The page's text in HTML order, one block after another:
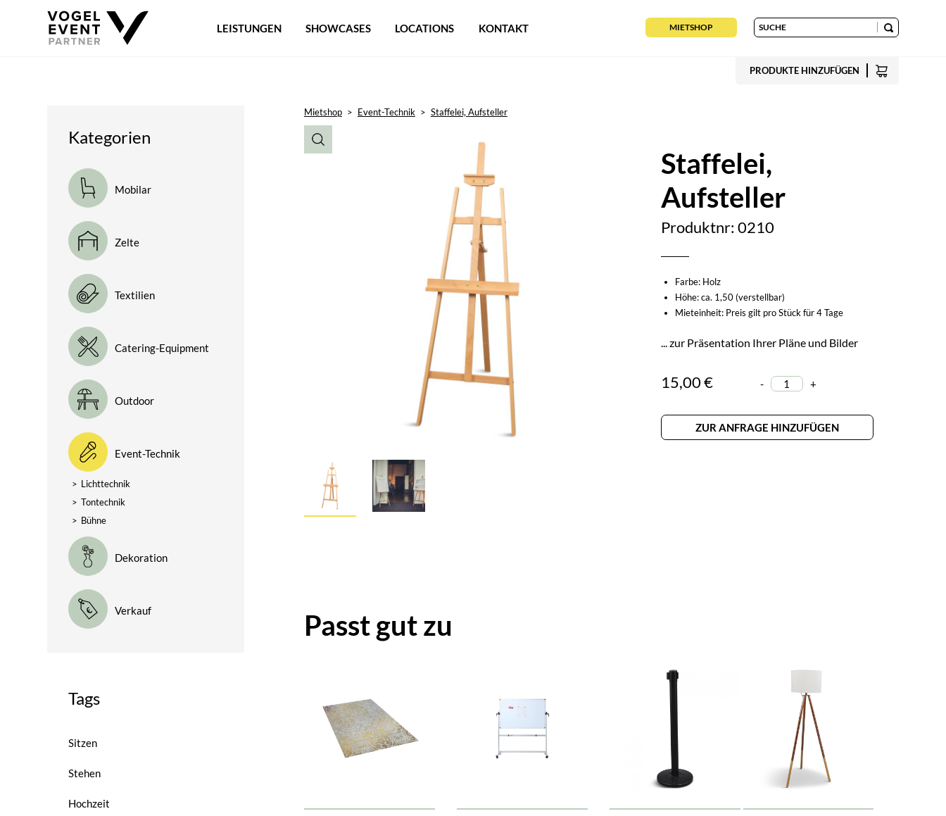
LEISTUNGEN SHOWCASES LOCATIONS KONTAKT MIETSHOP
PRODUKTE HINZUFÜGEN
Kategorien
Mobilar
Zelte
Textilien
Catering-Equipment
Outdoor
Event-Technik
> Lichttechnik
> Tontechnik
> Bühne
Dekoration
Verkauf
Tags
Sitzen
Stehen
Hochzeit
Mietshop > Event-Technik > Staffelei, Aufsteller
Staffelei,
Aufsteller
Produktnr: 0210
Farbe: Holz
Höhe: ca. 1,50 (verstellbar)
Mieteinheit: Preis gilt pro Stück für 4 Tage
... zur Präsentation Ihrer Pläne und Bilder
15,00 € - +
ZUR ANFRAGE HINZUFÜGEN
Passt gut zu